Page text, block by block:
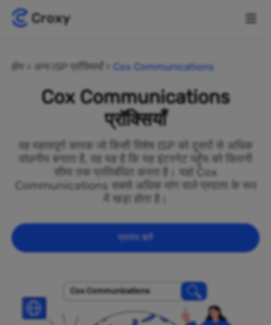
होम अन्य ISP प्रॉक्सियाँ Cox Communications
Cox Communications
प्रॉक्सियाँ
वह महत्वपूर्ण कारक जो किसी विशेष ISP को दूसरों से अधिक
वांछनीय बनाता है, वह यह है कि यह इंटरनेट पहुँच को कितनी
सीमा तक प्रतिबंधित करता है। यहां Cox
Communications सबसे अधिक मांग वाले प्रदाता के रूप
में खड़ा होता है।
प्रारंभ करें
Cox Communications